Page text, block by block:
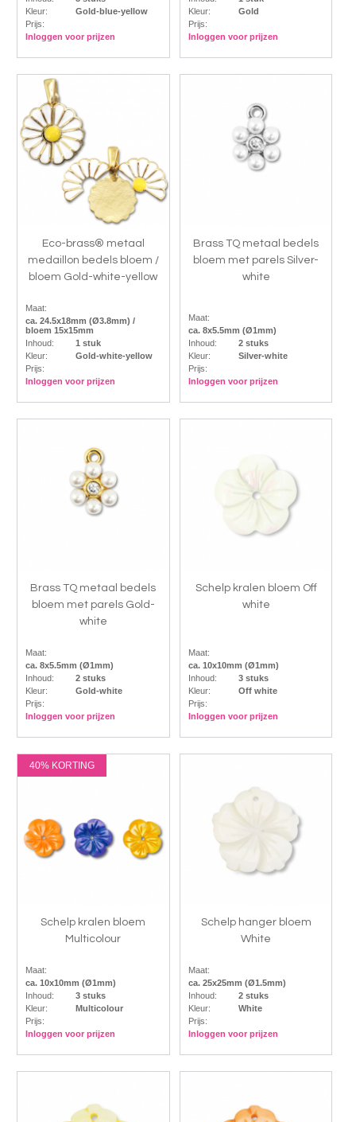
Kleur:
Gold-blue-yellow
Prijs:
Inloggen voor prijzen
Kleur:
Gold
Prijs:
Inloggen voor prijzen
Eco-brass® metaal
medaillon bedels bloem /
bloem Gold-white-yellow
Maat:
ca. 24.5x18mm (Ø3.8mm) /
bloem 15x15mm
Inhoud:
1 stuk
Kleur:
Gold-white-yellow
Prijs:
Inloggen voor prijzen
Brass TQ metaal bedels
bloem met parels Silver-
white
Maat:
ca. 8x5.5mm (Ø1mm)
Inhoud:
2 stuks
Kleur:
Silver-white
Prijs:
Inloggen voor prijzen
Brass TQ metaal bedels
bloem met parels Gold-
white
Maat:
ca. 8x5.5mm (Ø1mm)
Inhoud:
2 stuks
Kleur:
Gold-white
Prijs:
Inloggen voor prijzen
Schelp kralen bloem Off
white
Maat:
ca. 10x10mm (Ø1mm)
Inhoud:
3 stuks
Kleur:
Off white
Prijs:
Inloggen voor prijzen
40% KORTING
Schelp kralen bloem
Multicolour
Maat:
ca. 10x10mm (Ø1mm)
Inhoud:
3 stuks
Kleur:
Multicolour
Prijs:
Inloggen voor prijzen
Schelp hanger bloem
White
Maat:
ca. 25x25mm (Ø1.5mm)
Inhoud:
2 stuks
Kleur:
White
Prijs:
Inloggen voor prijzen